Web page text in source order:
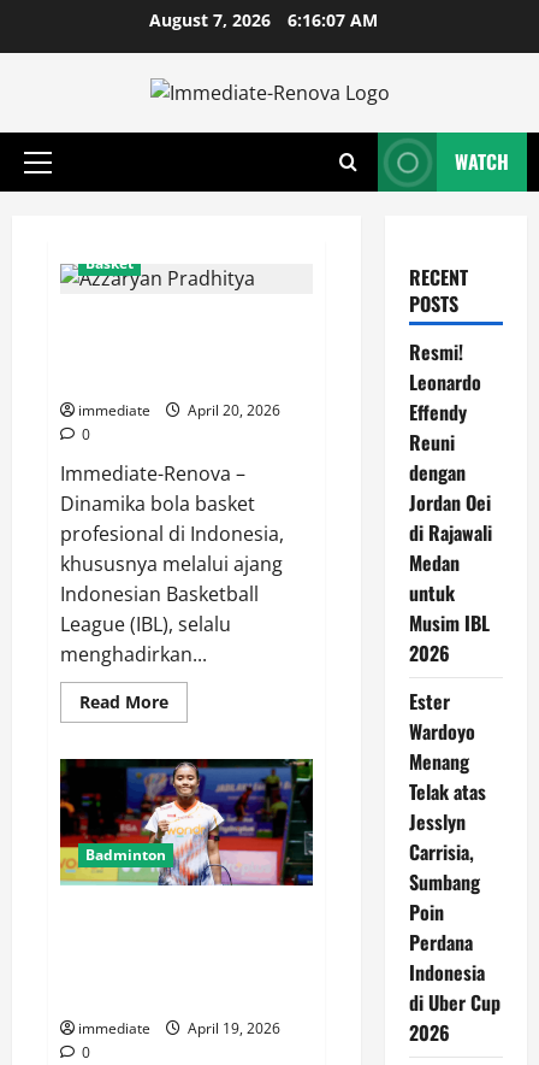
August 7, 2026 6:16:07 AM
Primary
WATCH
Basket
immediate
April 20, 2026
0
Immediate-Renova –
Dinamika bola basket
profesional di Indonesia,
khususnya melalui ajang
Indonesian Basketball
League (IBL), selalu
menghadirkan...
Read MoreRead
more
Pradhitya
Serukan
Dukungan
Warga
Surabaya,
Mari
Bangkit
Bersama
Badminton
immediate
April 19, 2026
0
RECENT
POSTS
Resmi!
Leonardo
Effendy
Reuni
dengan
Jordan Oei
di Rajawali
Medan
untuk
Musim IBL
2026
Ester
Wardoyo
Menang
Telak atas
Jesslyn
Carrisia,
Sumbang
Poin
Perdana
Indonesia
di Uber Cup
2026